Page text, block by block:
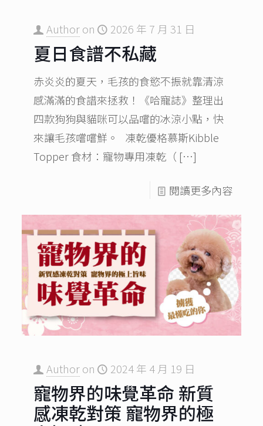
Authoron 2026 年 7 月 31 日
夏日食譜不私藏
赤炎炎的夏天，毛孩的食慾不振就靠清涼
感滿滿的食譜來拯救！《哈寵誌》整理出
四款狗狗與貓咪可以品嚐的冰涼小點，快
來讓毛孩嚐嚐鮮。 凍乾優格慕斯Kibble
Topper 食材：寵物專用凍乾（ […]
閱讀更多內容
Authoron 2024 年 4 月 19 日
寵物界的味覺革命 新質
感凍乾對策 寵物界的極